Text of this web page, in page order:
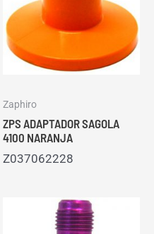
Zaphiro
ZPS ADAPTADOR SAGOLA
4100 NARANJA
Z037062228